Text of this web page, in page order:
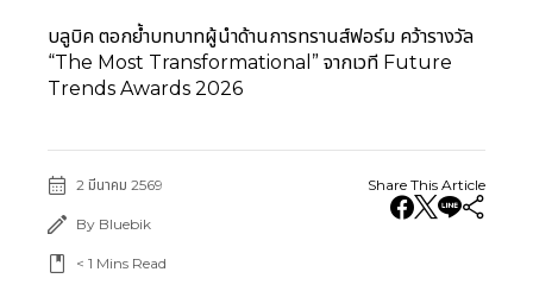
บลูบิค ตอกย้ำบทบาทผู้นำด้านการทรานส์ฟอร์ม คว้ารางวัล
“The Most Transformational” จากเวที Future
Trends Awards 2026
2 มีนาคม 2569
By Bluebik
< 1 Mins Read
Share This Article